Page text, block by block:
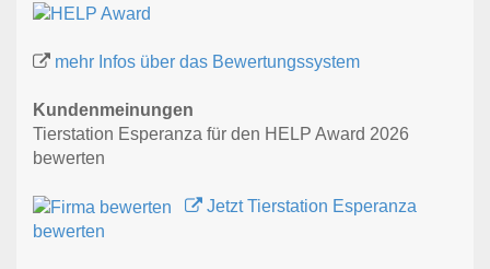
mehr Infos über das Bewertungssystem
Kundenmeinungen
Tierstation Esperanza für den HELP Award 2026
bewerten
Jetzt Tierstation Esperanza
bewerten